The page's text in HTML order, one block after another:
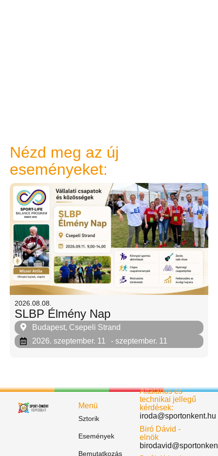
Nézd meg az új
eseményeket:
2026.08.08.
SLBP Élmény Nap
Budapest, Csepeli Strand
2026. szeptember. 11
- szeptember. 11
Menü
Sztorik
Események
Bemutatkozás
Általános és
technikai jellegű
kérdések:
iroda@sportonkent.hu
Biró Dávid -
elnök